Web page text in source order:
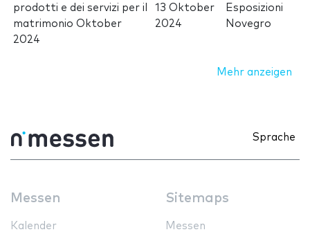
prodotti e dei servizi per il
matrimonio Oktober
2024
13 Oktober
2024
Esposizioni
Novegro
Mehr anzeigen
Sprache
Messen
Kalender
Sitemaps
Messen